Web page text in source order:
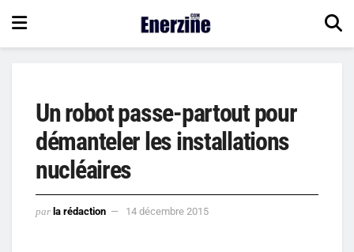
Un robot passe-partout pour
démanteler les installations
nucléaires
par la rédaction 14 décembre 2015